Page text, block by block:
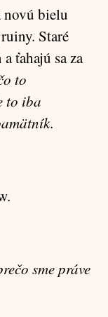
novú bielu
Staré
ťahajú sa za
to
to iba
.
sme práve